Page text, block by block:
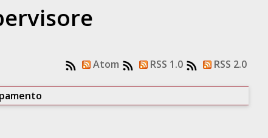
Atom RSS 1.0 RSS 2.0